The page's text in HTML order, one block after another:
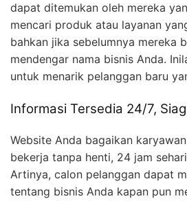
dapat ditemukan oleh mereka
mencari produk atau layanan
bahkan jika sebelumnya mereka
mendengar nama bisnis Anda.
untuk menarik pelanggan baru
Informasi Tersedia 24/7,
Website Anda bagaikan
bekerja tanpa henti, 24 jam
Artinya, calon pelanggan dapat
tentang bisnis Anda kapan pun